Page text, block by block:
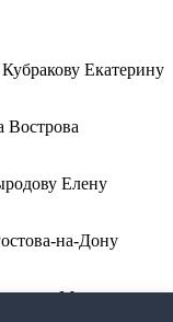
Екатерину
Вострова
Елену
на-Дону
Михаила